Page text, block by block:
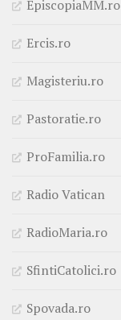
EpiscopiaMM.ro
Ercis.ro
Magisteriu.ro
Pastoratie.ro
ProFamilia.ro
Radio Vatican
RadioMaria.ro
SfintiCatolici.ro
Spovada.ro